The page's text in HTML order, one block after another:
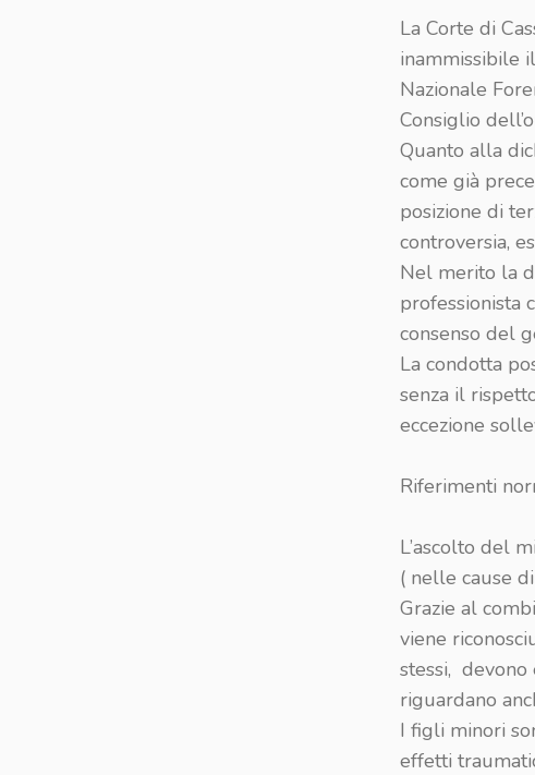
La Corte di
inammissibile
Nazionale
Consiglio
Quanto alla
come già
posizione di
controversia,
Nel merito la
professionista
consenso del
La condotta
senza il
eccezione
Riferimenti
L’ascolto del
( nelle cause
Grazie al
viene
stessi,
riguardano
I figli minori
effetti